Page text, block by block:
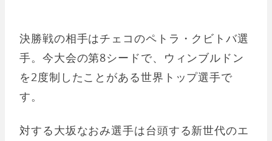
決勝戦の相手はチェコのペトラ・クビトバ選
手。今大会の第8シードで、ウィンブルドン
を2度制したことがある世界トップ選手で
す。
対する大坂なおみ選手は台頭する新世代のエ